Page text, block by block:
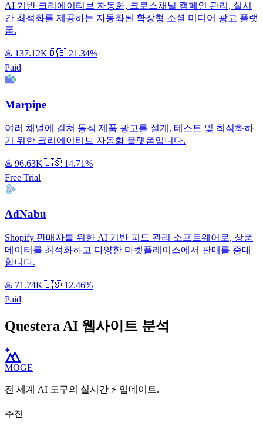
AI 기반 크리에이티브 자동화, 크로스채널 캠페인 관리, 실시
간 최적화를 제공하는 자동화된 확장형 소셜 미디어 광고 플랫
폼.
♨️ 137.12K🇩🇪 21.34%
Paid
Marpipe
여러 채널에 걸쳐 동적 제품 광고를 설계, 테스트 및 최적화하
기 위한 크리에이티브 자동화 플랫폼입니다.
♨️ 96.63K🇺🇸 14.71%
Free Trial
AdNabu
Shopify 판매자를 위한 AI 기반 피드 관리 소프트웨어로, 상품
데이터를 최적화하고 다양한 마켓플레이스에서 판매를 증대
합니다.
♨️ 71.74K🇺🇸 12.46%
Paid
Questera AI 웹사이트 분석
MOGE
전 세계 AI 도구의 실시간 ⚡️ 업데이트.
추천